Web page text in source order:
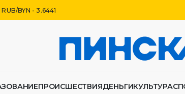
BYN - 3.6441
ПРОИСШЕСТВИЯДЕНЬГИКУЛЬТУРА